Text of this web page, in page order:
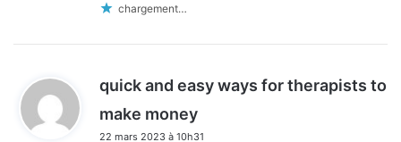
chargement…
quick and easy ways for therapists to
make money
22 mars 2023 à 10h31